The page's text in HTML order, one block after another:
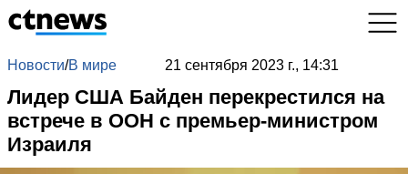
Новости/В мире 21 сентября 2023 г., 14:31
Лидер США Байден перекрестился на
встрече в ООН с премьер-министром
Израиля